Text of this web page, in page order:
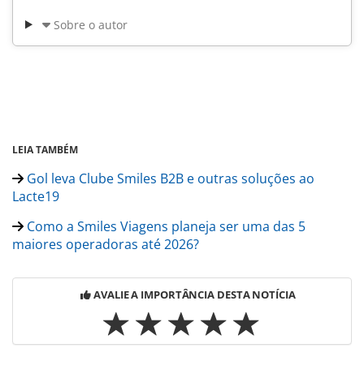
Sobre o autor
LEIA TAMBÉM
Gol leva Clube Smiles B2B e outras soluções ao
Lacte19
Como a Smiles Viagens planeja ser uma das 5
maiores operadoras até 2026?
AVALIE A IMPORTÂNCIA DESTA NOTÍCIA